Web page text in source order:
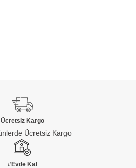
önem taşıyan metiyonin maddesini
vücuda sağladığı yararların
geliyor. E vitamini aynı zamanda
önem taşırken, tahinde bulunan
Ücretsiz Kargo
Ücretsiz Kargo
#Evde Kal